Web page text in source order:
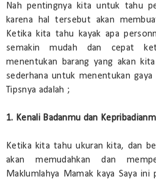
Nah pentingnya kita untuk tahu
karena hal tersebut akan
Ketika kita tahu kayak apa
semakin mudah dan cepat
menentukan barang yang akan
sederhana untuk menentukan gaya
Tipsnya adalah ;
1. Kenali Badanmu dan
Ketika kita tahu ukuran kita, dan
akan memudahkan dan
Maklumlahya Mamak kaya Saya